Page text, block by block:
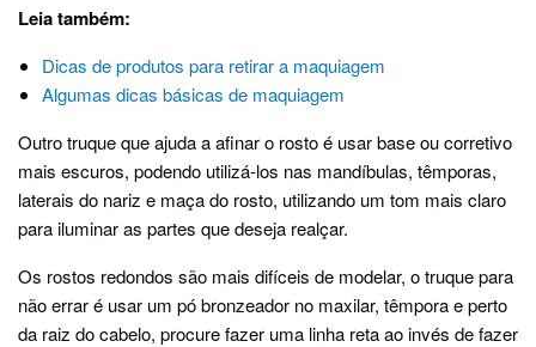
Leia também:
Dicas de produtos para retirar a maquiagem
Algumas dicas básicas de maquiagem
Outro truque que ajuda a afinar o rosto é usar base ou corretivo
mais escuros, podendo utilizá-los nas mandíbulas, têmporas,
laterais do nariz e maça do rosto, utilizando um tom mais claro
para iluminar as partes que deseja realçar.
Os rostos redondos são mais difíceis de modelar, o truque para
não errar é usar um pó bronzeador no maxilar, têmpora e perto
da raiz do cabelo, procure fazer uma linha reta ao invés de fazer